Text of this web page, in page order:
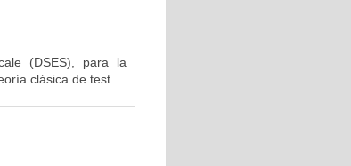
(DSES), para la
clásica de test